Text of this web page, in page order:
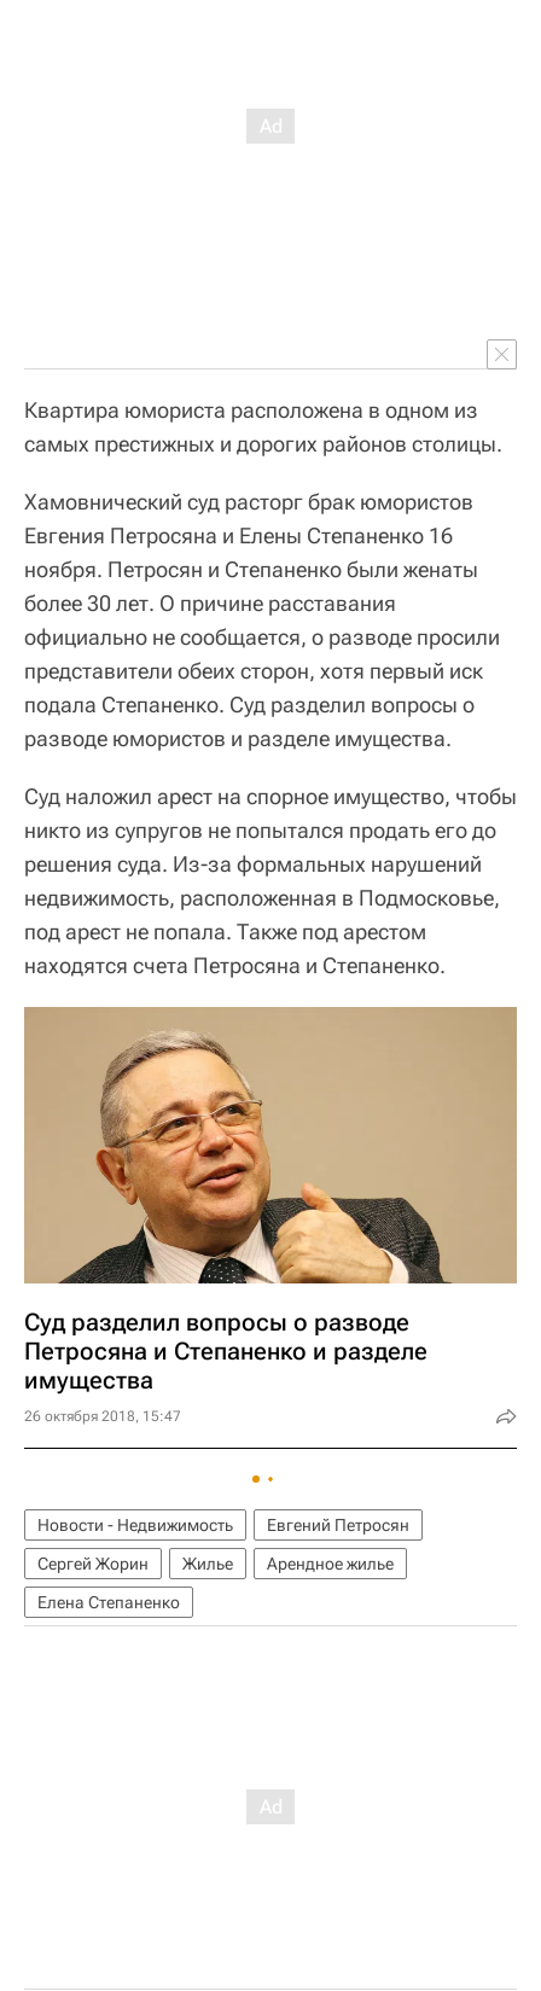
Квартира юмориста расположена в одном из
самых престижных и дорогих районов столицы.
Хамовнический суд расторг брак юмористов
Евгения Петросяна и Елены Степаненко 16
ноября. Петросян и Степаненко были женаты
более 30 лет. О причине расставания
официально не сообщается, о разводе просили
представители обеих сторон, хотя первый иск
подала Степаненко. Суд разделил вопросы о
разводе юмористов и разделе имущества.
Суд наложил арест на спорное имущество, чтобы
никто из супругов не попытался продать его до
решения суда. Из-за формальных нарушений
недвижимость, расположенная в Подмосковье,
под арест не попала. Также под арестом
находятся счета Петросяна и Степаненко.
Суд разделил вопросы о разводе
Петросяна и Степаненко и разделе
имущества
26 октября 2018, 15:47
Новости - Недвижимость
Евгений Петросян
Сергей Жорин
Жилье
Арендное жилье
Елена Степаненко